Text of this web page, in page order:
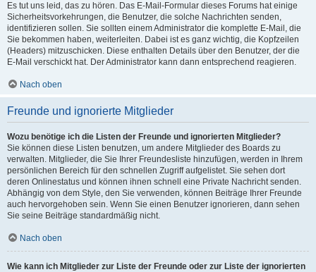
Es tut uns leid, das zu hören. Das E-Mail-Formular dieses Forums hat einige
Sicherheitsvorkehrungen, die Benutzer, die solche Nachrichten senden,
identifizieren sollen. Sie sollten einem Administrator die komplette E-Mail, die
Sie bekommen haben, weiterleiten. Dabei ist es ganz wichtig, die Kopfzeilen
(Headers) mitzuschicken. Diese enthalten Details über den Benutzer, der die
E-Mail verschickt hat. Der Administrator kann dann entsprechend reagieren.
Nach oben
Freunde und ignorierte Mitglieder
Wozu benötige ich die Listen der Freunde und ignorierten Mitglieder?
Sie können diese Listen benutzen, um andere Mitglieder des Boards zu
verwalten. Mitglieder, die Sie Ihrer Freundesliste hinzufügen, werden in Ihrem
persönlichen Bereich für den schnellen Zugriff aufgelistet. Sie sehen dort
deren Onlinestatus und können ihnen schnell eine Private Nachricht senden.
Abhängig von dem Style, den Sie verwenden, können Beiträge Ihrer Freunde
auch hervorgehoben sein. Wenn Sie einen Benutzer ignorieren, dann sehen
Sie seine Beiträge standardmäßig nicht.
Nach oben
Wie kann ich Mitglieder zur Liste der Freunde oder zur Liste der ignorierten